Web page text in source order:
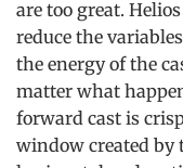
are too great.
reduce the
the energy of the
matter what
forward cast is
window created